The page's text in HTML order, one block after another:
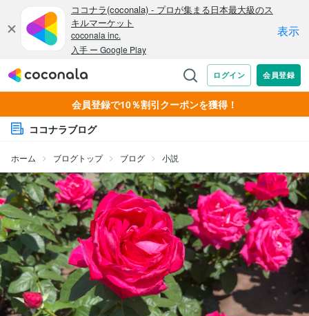
会員登録で10％割引クーポンを獲得！
ココナラブログ
ホーム ブログトップ ブログ 小説